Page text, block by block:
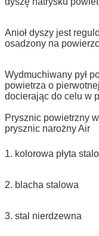
Anioł dyszy jest
osadzony na
Wydmuchiwany pył
powietrza o
docierając do celu w
Prysznic powietrzny
prysznic narożny Air
1. kolorowa płyta
2. blacha stalowa
3. stal nierdzewna